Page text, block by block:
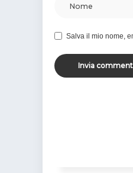
Salva il mio nome,